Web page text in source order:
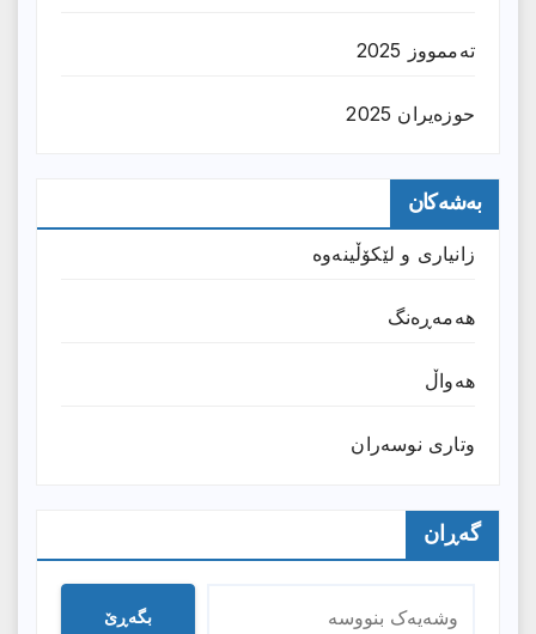
تەممووز 2025
حوزه‌یران 2025
بەشەکان
زانیارى و لێکۆڵینەوە
هەمەڕەنگ
هەواڵ
وتارى نوسەران
گەڕان
بگەڕێ